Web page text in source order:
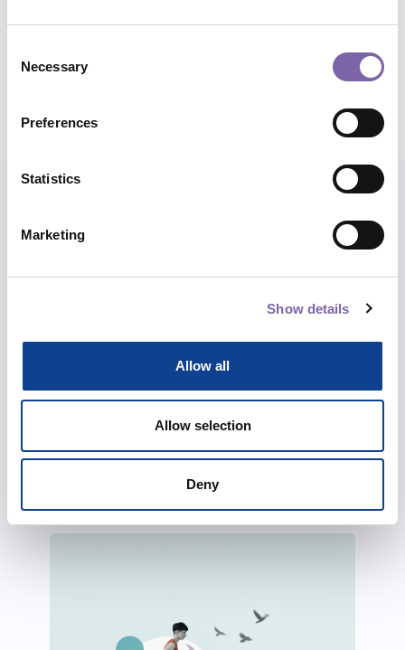
Selection
Necessary
Preferences
Statistics
Marketing
Show details
Allow all
Allow selection
Deny
accompagnarti in una formazione
completa sui temi che più ti stanno a
Focus tematici, affondi specialistici,